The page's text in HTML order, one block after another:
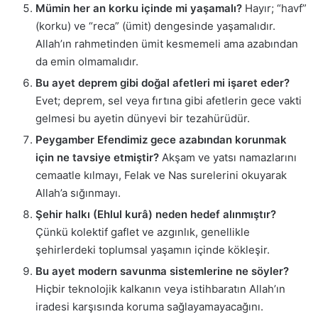
Mümin her an korku içinde mi yaşamalı? Hayır; “havf”
(korku) ve “reca” (ümit) dengesinde yaşamalıdır.
Allah’ın rahmetinden ümit kesmemeli ama azabından
da emin olmamalıdır.
Bu ayet deprem gibi doğal afetleri mi işaret eder?
Evet; deprem, sel veya fırtına gibi afetlerin gece vakti
gelmesi bu ayetin dünyevi bir tezahürüdür.
Peygamber Efendimiz gece azabından korunmak
için ne tavsiye etmiştir? Akşam ve yatsı namazlarını
cemaatle kılmayı, Felak ve Nas surelerini okuyarak
Allah’a sığınmayı.
Şehir halkı (Ehlul kurâ) neden hedef alınmıştır?
Çünkü kolektif gaflet ve azgınlık, genellikle
şehirlerdeki toplumsal yaşamın içinde kökleşir.
Bu ayet modern savunma sistemlerine ne söyler?
Hiçbir teknolojik kalkanın veya istihbaratın Allah’ın
iradesi karşısında koruma sağlayamayacağını.